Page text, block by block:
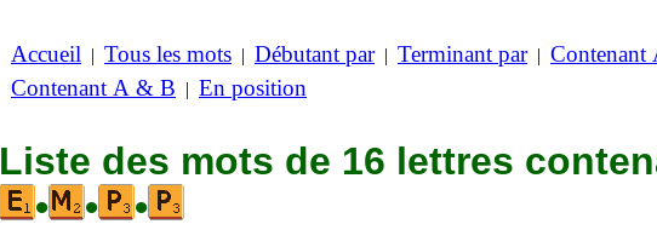
Accueil | Tous les mots | Débutant par| Terminant par| Contenant
Contenant A & B | En position
Liste des mots de 16 lettres
•
• •